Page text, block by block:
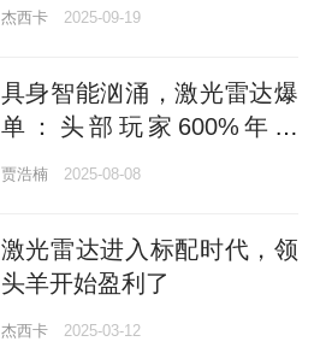
杰西卡 2025-09-19
具身智能汹涌，激光雷达爆
单：头部玩家600%年增
长，出货超20万台
贾浩楠 2025-08-08
激光雷达进入标配时代，领
头羊开始盈利了
杰西卡 2025-03-12